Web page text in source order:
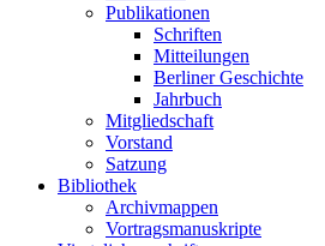
Publikationen
Schriften
Mitteilungen
Berliner Geschichte
Jahrbuch
Mitgliedschaft
Vorstand
Satzung
Bibliothek
Archivmappen
Vortragsmanuskripte